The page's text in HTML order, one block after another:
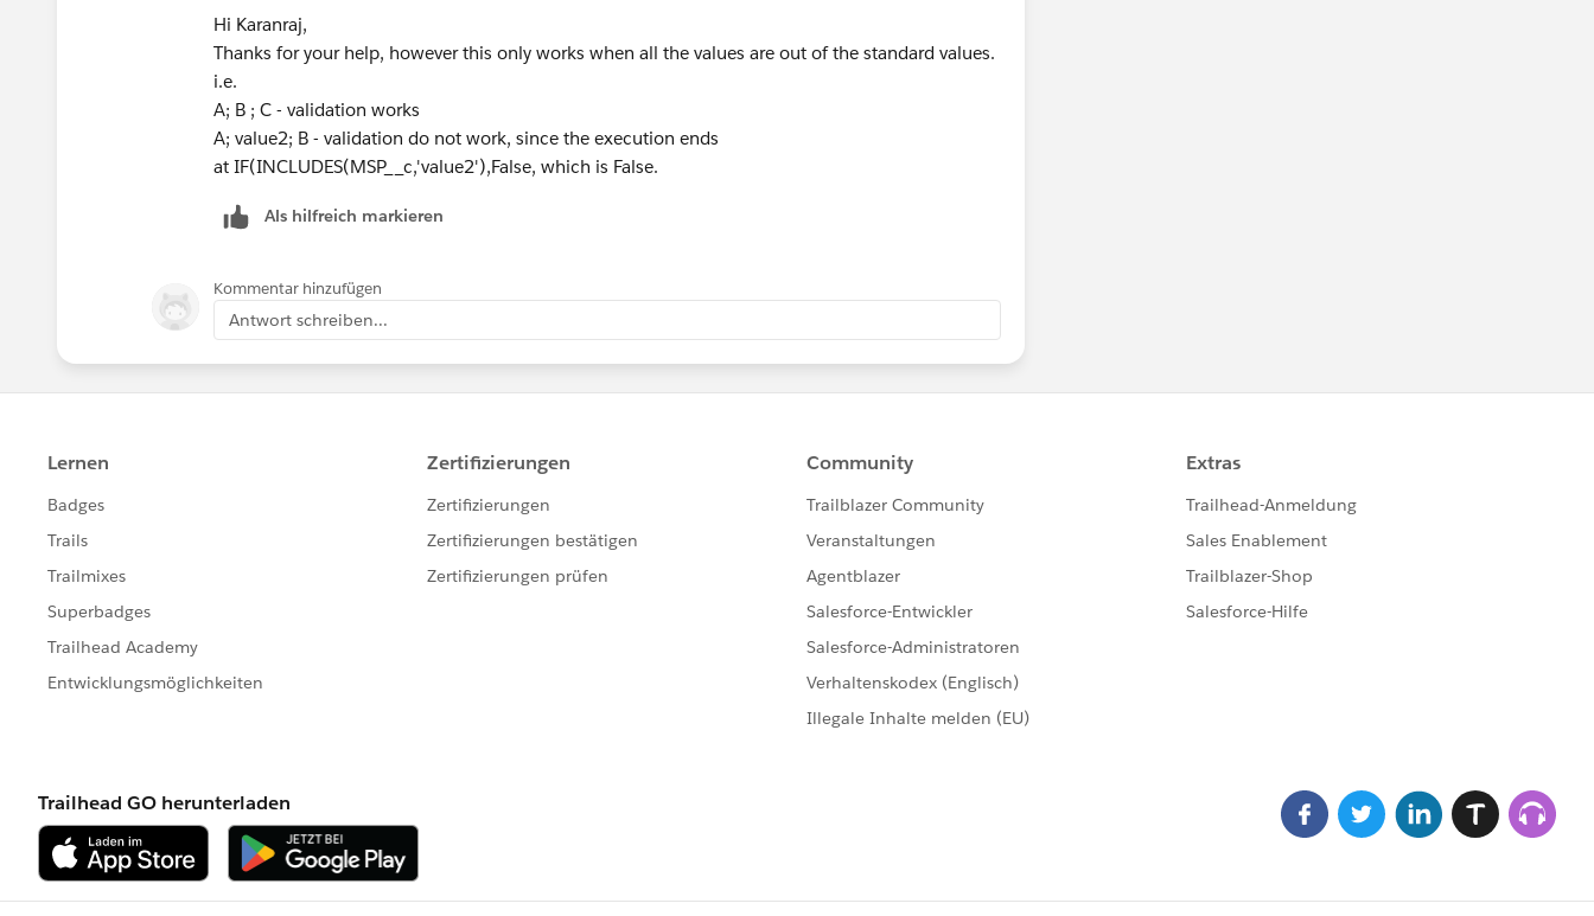
Karanraj
Hi Karanraj,
Thanks for your help, however this only works when all the values are out of the standard values.
i.e.
A; B ; C - validation works
A; value2; B - validation do not work, since the execution ends
at IF(INCLUDES(MSP__c,'value2'),False, which is False.
Als hilfreich markieren
Kommentar hinzufügen
Antwort schreiben...